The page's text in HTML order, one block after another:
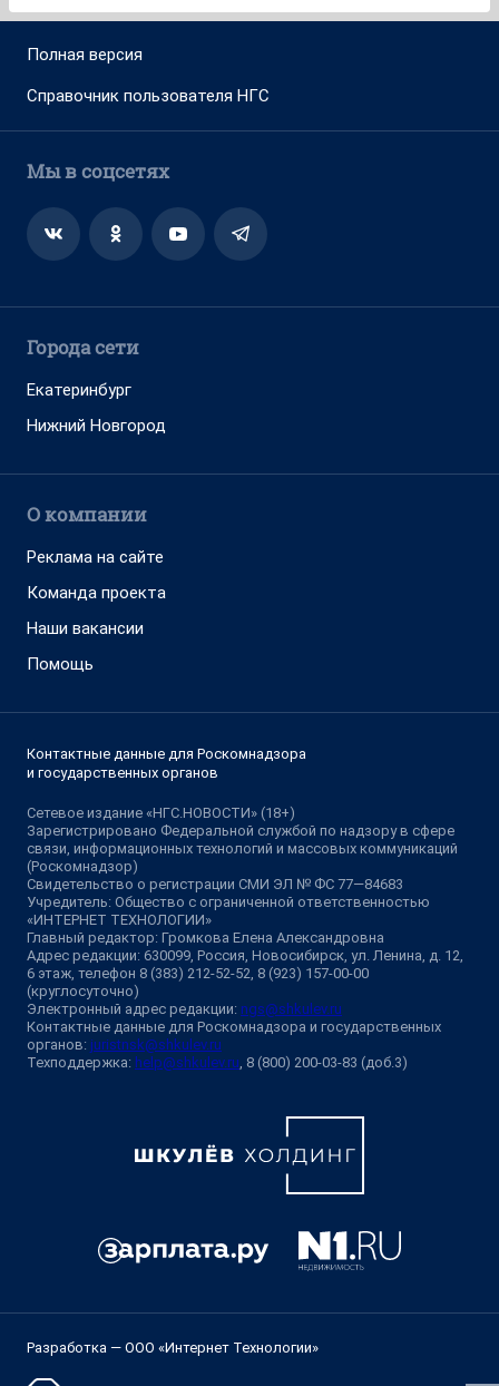
Полная версия
Справочник пользователя НГС
Мы в соцсетях
Города сети
Екатеринбург
Нижний Новгород
О компании
Реклама на сайте
Команда проекта
Наши вакансии
Помощь
Контактные данные для Роскомнадзора
и государственных органов
Сетевое издание «НГС.НОВОСТИ» (18+)
Зарегистрировано Федеральной службой по надзору в сфере
связи, информационных технологий и массовых коммуникаций
(Роскомнадзор)
Свидетельство о регистрации СМИ ЭЛ № ФС 77—84683
Учредитель: Общество с ограниченной ответственностью
«ИНТЕРНЕТ ТЕХНОЛОГИИ»
Главный редактор: Громкова Елена Александровна
Адрес редакции: 630099, Россия, Новосибирск, ул. Ленина, д. 12,
6 этаж, телефон 8 (383) 212-52-52, 8 (923) 157-00-00
(круглосуточно)
Электронный адрес редакции: ngs@shkulev.ru
Контактные данные для Роскомнадзора и государственных
органов: juristnsk@shkulev.ru
Техподдержка: help@shkulev.ru, 8 (800) 200-03-83 (доб.3)
Разработка — ООО «Интернет Технологии»